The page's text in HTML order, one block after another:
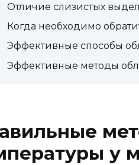
Отличие слизистых
Когда необходимо
Эффективные способы
Эффективные методы
у